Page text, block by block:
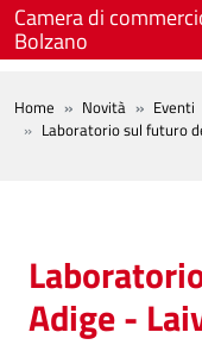
Salta al contenuto principale
Camera di
Bolzano
BREADCRUMB
Home Novità
Eventi
Laboratorio sul futuro
Adige -